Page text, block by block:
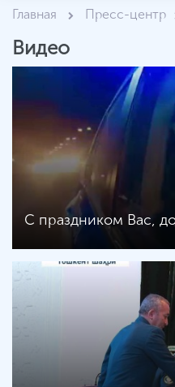
Главная Пресс-центр
Видео
C праздником Вас,